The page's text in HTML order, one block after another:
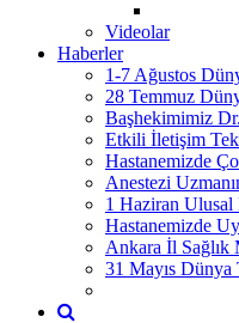
Videolar
Haberler
1-7 Ağustos
28 Temmuz
Başhekimimiz
Etkili İletişim
Hastanemizde
Anestezi
1 Haziran Ulusal
Hastanemizde
Ankara İl Sağlık
31 Mayıs Dünya